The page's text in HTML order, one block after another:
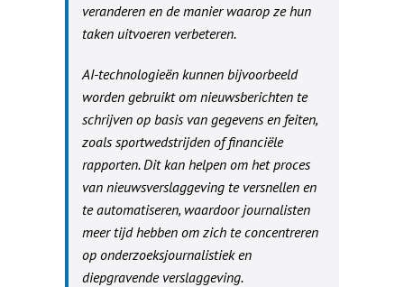
veranderen en de manier waarop ze hun
taken uitvoeren verbeteren.
AI-technologieën kunnen bijvoorbeeld
worden gebruikt om nieuwsberichten te
schrijven op basis van gegevens en feiten,
zoals sportwedstrijden of financiële
rapporten. Dit kan helpen om het proces
van nieuwsverslaggeving te versnellen en
te automatiseren, waardoor journalisten
meer tijd hebben om zich te concentreren
op onderzoeksjournalistiek en
diepgravende verslaggeving.